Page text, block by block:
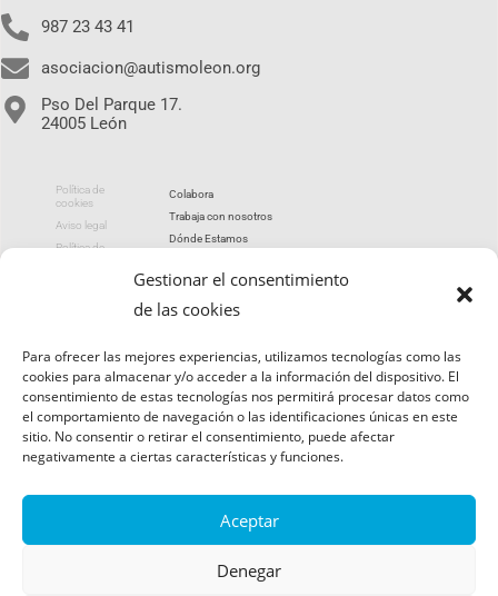
Gestionar el consentimiento
de las cookies
Para ofrecer las mejores experiencias, utilizamos tecnologías como las
cookies para almacenar y/o acceder a la información del dispositivo. El
consentimiento de estas tecnologías nos permitirá procesar datos como
el comportamiento de navegación o las identificaciones únicas en este
sitio. No consentir o retirar el consentimiento, puede afectar
negativamente a ciertas características y funciones.
Aceptar
Denegar
987 23 43 41
asociacion@autismoleon.org
Pso Del Parque 17.
24005 León
Política de
cookies
Aviso legal
Política de
Colabora
Trabaja con nosotros
Dónde Estamos